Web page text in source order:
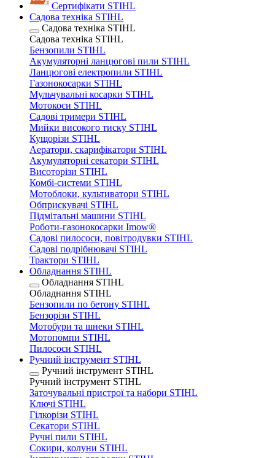
Сертифікати STIHL
Садова техніка STIHL
Садова техніка STIHL
Садова техніка STIHL
Бензопили STIHL
Акумуляторні ланцюгові пили STIHL
Ланцюгові електропили STIHL
Газонокосарки STIHL
Мульчувальні косарки STIHL
Мотокоси STIHL
Садові тримери STIHL
Мийки високого тиску STIHL
Кущорізи STIHL
Аератори, скарифікатори STIHL
Акумуляторні секатори STIHL
Висоторізи STIHL
Комбі-системи STIHL
Мотоблоки, культиватори STIHL
Обприскувачі STIHL
Підмітальні машини STIHL
Роботи-газонокосарки Imow®
Садові пилососи, повітродувки STIHL
Садові подрібнювачі STIHL
Трактори STIHL
Обладнання STIHL
Обладнання STIHL
Обладнання STIHL
Бензопили по бетону STIHL
Бензорізи STIHL
Мотобури та шнеки STIHL
Мотопомпи STIHL
Пилососи STIHL
Ручний інструмент STIHL
Ручний інструмент STIHL
Ручний інструмент STIHL
Заточувальні пристрої та набори STIHL
Ключі STIHL
Гілкорізи STIHL
Секатори STIHL
Ручні пили STIHL
Сокири, колуни STIHL